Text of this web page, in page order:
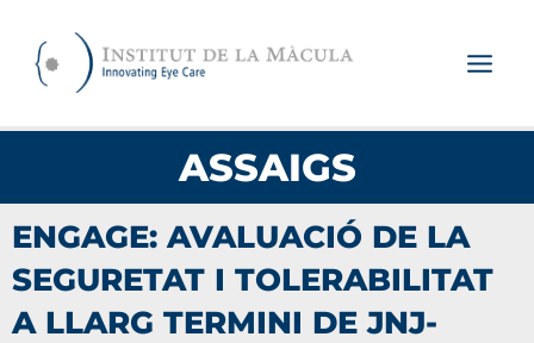
contingut
ASSAIGS
ENGAGE: AVALUACIÓ DE LA
SEGURETAT I TOLERABILITAT
A LLARG TERMINI DE JNJ-